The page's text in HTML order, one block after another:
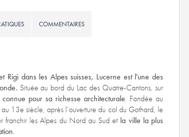
COMMENTAIRES
Rigi dans les Alpes suisses, Lucerne est l'une des
Située au bord du Lac des Quatre-Cantons, sur
pour sa richesse architecturale. Fondée au
13e siècle, après l’ouverture du col du Gothard, le
franchir les Alpes du Nord au Sud et la ville la plus
.